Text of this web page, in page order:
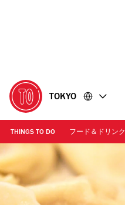
に
移
動
移
動
TOKYO
THINGS TO DO フード＆ドリンク